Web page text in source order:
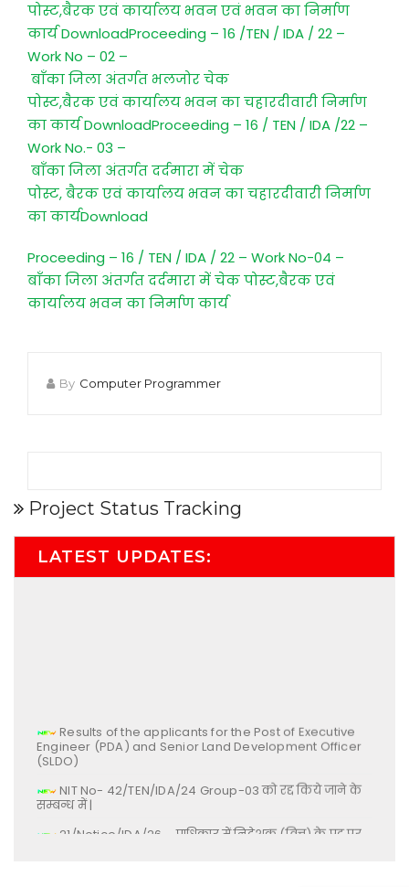
पोस्ट,बैरक एवं कार्यालय भवन एवं भवन का निर्माण
कार्य DownloadProceeding – 16 /TEN / IDA / 22 –
Work No – 02 –
बाँका जिला अंतर्गत भलजोर चेक
पोस्ट,बैरक एवं कार्यालय भवन का चहारदीवारी निर्माण
का कार्य DownloadProceeding – 16 / TEN / IDA /22 –
Work No.- 03 –
बाँका जिला अंतर्गत दर्दमारा में चेक
पोस्ट, बैरक एवं कार्यालय भवन का चहारदीवारी निर्माण
का कार्यDownload
Proceeding – 16 / TEN / IDA / 22 – Work No-04 –
बाँका जिला अंतर्गत दर्दमारा में चेक पोस्ट,बैरक एवं
कार्यालय भवन का निर्माण कार्य
By Computer Programmer
Project Status Tracking
LATEST UPDATES:
Results of the applicants for the Post of Executive
Engineer (PDA) and Senior Land Development Officer
(SLDO)
NIT No- 42/TEN/IDA/24 Group-03 को रद्द किये जाने के
सम्बन्ध में |
21/Notice/IDA/26 – प्राधिकार में निदेशक (वित्त) के पद पर